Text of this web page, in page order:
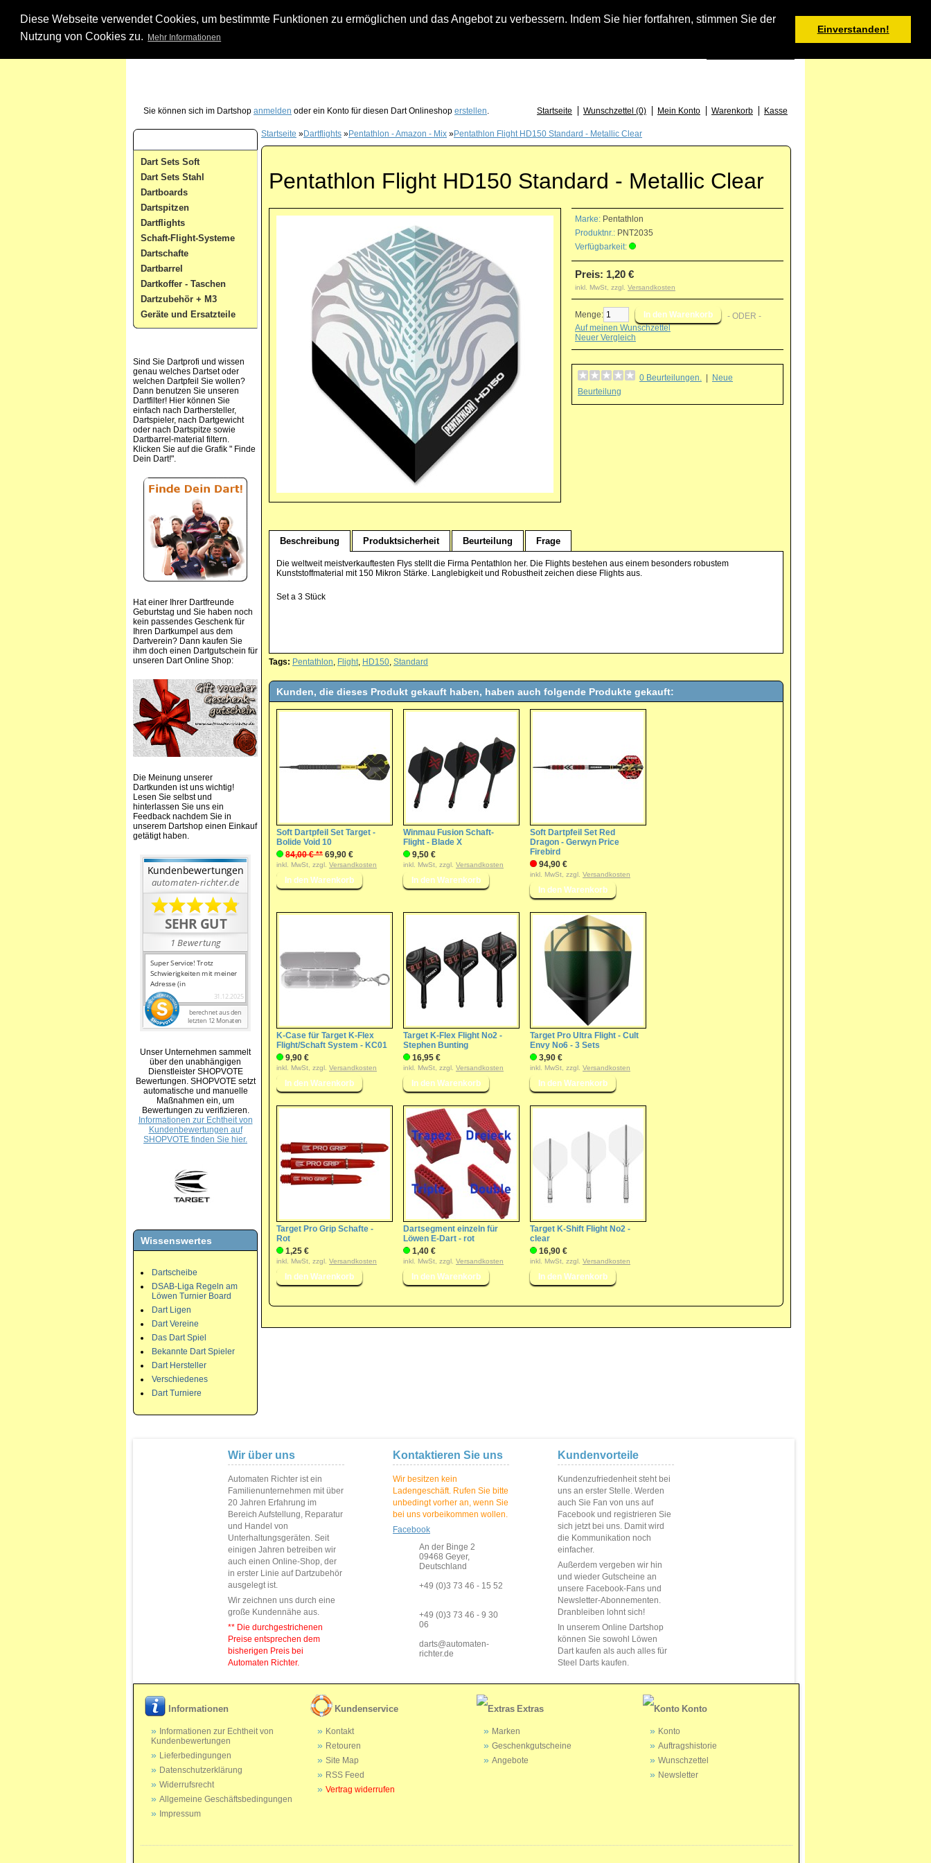
Diese Webseite verwendet Cookies, um bestimmte Funktionen zu ermöglichen und das Angebot zu verbessern. Indem Sie hier fortfahren, stimmen Sie der
Nutzung von Cookies zu.
Mehr Informationen
Einverstanden!
Warenkorb
Sie können sich im Dartshop anmelden oder ein Konto für diesen Dart Onlineshop erstellen. Startseite Wunschzettel (0) Mein Konto Warenkorb Kasse
Dart Sets Soft
Dart Sets Stahl
Dartboards
Dartspitzen
Dartflights
Schaft-Flight-Systeme
Dartschafte
Dartbarrel
Dartkoffer - Taschen
Dartzubehör + M3
Geräte und Ersatzteile
Sind Sie Dartprofi und wissen
genau welches Dartset oder
welchen Dartpfeil Sie wollen?
Dann benutzen Sie unseren
Dartfilter! Hier können Sie
einfach nach Darthersteller,
Dartspieler, nach Dartgewicht
oder nach Dartspitze sowie
Dartbarrel-material filtern.
Klicken Sie auf die Grafik " Finde
Dein Dart!".
Hat einer Ihrer Dartfreunde
Geburtstag und Sie haben noch
kein passendes Geschenk für
Ihren Dartkumpel aus dem
Dartverein? Dann kaufen Sie
ihm doch einen Dartgutschein für
unseren Dart Online Shop:
Die Meinung unserer
Dartkunden ist uns wichtig!
Lesen Sie selbst und
hinterlassen Sie uns ein
Feedback nachdem Sie in
unserem Dartshop einen Einkauf
getätigt haben.
Unser Unternehmen sammelt
über den unabhängigen
Dienstleister SHOPVOTE
Bewertungen. SHOPVOTE setzt
automatische und manuelle
Maßnahmen ein, um
Bewertungen zu verifizieren.
Informationen zur Echtheit von
Kundenbewertungen auf
SHOPVOTE finden Sie hier.
Wissenswertes
Dartscheibe
DSAB-Liga Regeln am
Löwen Turnier Board
Dart Ligen
Dart Vereine
Das Dart Spiel
Bekannte Dart Spieler
Dart Hersteller
Verschiedenes
Dart Turniere
Startseite »Dartflights »Pentathlon - Amazon - Mix »Pentathlon Flight HD150 Standard - Metallic Clear
Pentathlon Flight HD150 Standard - Metallic Clear
Marke: Pentathlon
Produktnr.: PNT2035
Verfügbarkeit:
Preis: 1,20 €
inkl. MwSt, zzgl. Versandkosten
Menge:
- ODER -
Auf meinen Wunschzettel
Neuer Vergleich
0 Beurteilungen.
Neue
Beurteilung
Beschreibung Produktsicherheit Beurteilung Frage
Die weltweit meistverkauftesten Flys stellt die Firma Pentathlon her. Die Flights bestehen aus einem besonders robustem
Kunststoffmaterial mit 150 Mikron Stärke. Langlebigkeit und Robustheit zeichen diese Flights aus.
Set a 3 Stück
Tags: Pentathlon, Flight, HD150, Standard
Kunden, die dieses Produkt gekauft haben, haben auch folgende Produkte gekauft:
Soft Dartpfeil Set Target -
Bolide Void 10
84,00 € ** 69,90 €
inkl. MwSt, zzgl. Versandkosten
Winmau Fusion Schaft-
Flight - Blade X
9,50 €
inkl. MwSt, zzgl. Versandkosten
Soft Dartpfeil Set Red
Dragon - Gerwyn Price
Firebird
94,90 €
inkl. MwSt, zzgl. Versandkosten
K-Case für Target K-Flex
Flight/Schaft System - KC01
9,90 €
inkl. MwSt, zzgl. Versandkosten
Target K-Flex Flight No2 -
Stephen Bunting
16,95 €
inkl. MwSt, zzgl. Versandkosten
Target Pro Ultra Flight - Cult
Envy No6 - 3 Sets
3,90 €
inkl. MwSt, zzgl. Versandkosten
Target Pro Grip Schafte -
Rot
1,25 €
inkl. MwSt, zzgl. Versandkosten
Dartsegment einzeln für
Löwen E-Dart - rot
1,40 €
inkl. MwSt, zzgl. Versandkosten
Target K-Shift Flight No2 -
clear
16,90 €
inkl. MwSt, zzgl. Versandkosten
Wir über uns
Automaten Richter ist ein
Familienunternehmen mit über
20 Jahren Erfahrung im
Bereich Aufstellung, Reparatur
und Handel von
Unterhaltungsgeräten. Seit
einigen Jahren betreiben wir
auch einen Online-Shop, der
in erster Linie auf Dartzubehör
ausgelegt ist.
Wir zeichnen uns durch eine
große Kundennähe aus.
** Die durchgestrichenen
Preise entsprechen dem
bisherigen Preis bei
Automaten Richter.
Kontaktieren Sie uns
Wir besitzen kein
Ladengeschäft. Rufen Sie bitte
unbedingt vorher an, wenn Sie
bei uns vorbeikommen wollen.
Facebook
An der Binge 2
09468 Geyer,
Deutschland
+49 (0)3 73 46 - 15 52
+49 (0)3 73 46 - 9 30
06
darts@automaten-
richter.de
Kundenvorteile
Kundenzufriedenheit steht bei
uns an erster Stelle. Werden
auch Sie Fan von uns auf
Facebook und registrieren Sie
sich jetzt bei uns. Damit wird
die Kommunikation noch
einfacher.
Außerdem vergeben wir hin
und wieder Gutscheine an
unsere Facebook-Fans und
Newsletter-Abonnementen.
Dranbleiben lohnt sich!
In unserem Online Dartshop
können Sie sowohl Löwen
Dart kaufen als auch alles für
Steel Darts kaufen.
Informationen
Informationen zur Echtheit von
Kundenbewertungen
Lieferbedingungen
Datenschutzerklärung
Widerrufsrecht
Allgemeine Geschäftsbedingungen
Impressum
Kundenservice
Kontakt
Retouren
Site Map
RSS Feed
Vertrag widerrufen
Extras
Marken
Geschenkgutscheine
Angebote
Konto
Konto
Auftragshistorie
Wunschzettel
Newsletter